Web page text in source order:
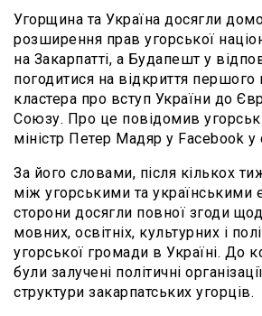
Угорщина та Україна досягли
розширення прав угорської
на Закарпатті, а Будапешт у
погодитися на відкриття
кластера про вступ України до
Союзу. Про це повідомив
міністр Петер Мадяр у Facebook у
За його словами, після кількох
між угорськими та українськими
сторони досягли повної згоди
мовних, освітніх, культурних і
угорської громади в Україні. До
були залучені політичні
структури закарпатських угорців.